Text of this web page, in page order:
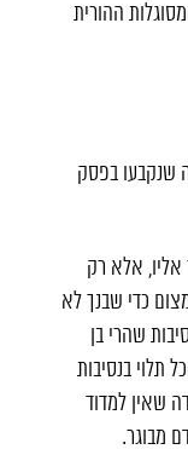
ההורית
שנקבעו בפסק
אליו, אלא רק
כדי שבנך לא
שהרי בן
תלוי בנסיבות
שאין למדוד
מבוגר.